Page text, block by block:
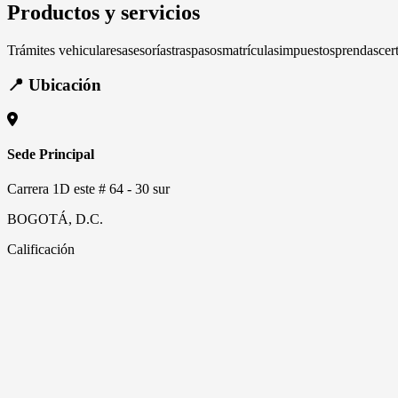
Productos y servicios
Trámites vehicularesasesoríastraspasosmatrículasimpuestosprendas
📍 Ubicación
Sede Principal
Carrera 1D este # 64 - 30 sur
BOGOTÁ, D.C.
Calificación